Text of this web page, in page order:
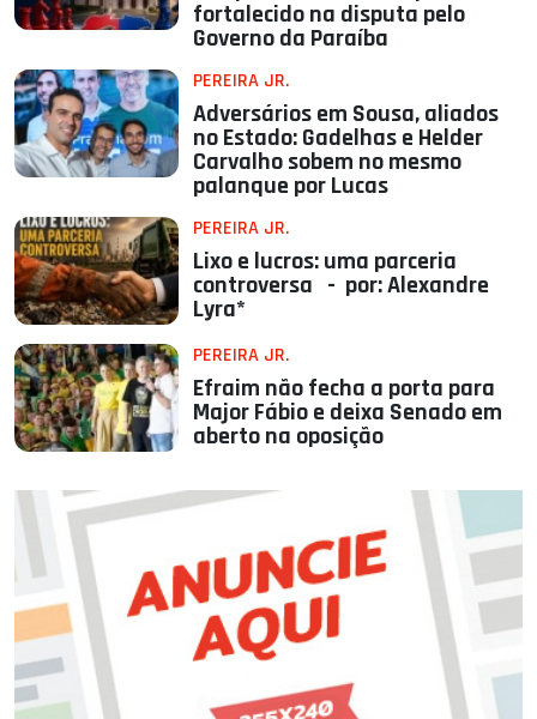
fortalecido na disputa pelo
Governo da Paraíba
PEREIRA JR.
Adversários em Sousa, aliados
no Estado: Gadelhas e Helder
Carvalho sobem no mesmo
palanque por Lucas
PEREIRA JR.
Lixo e lucros: uma parceria
controversa - por: Alexandre
Lyra*
PEREIRA JR.
Efraim não fecha a porta para
Major Fábio e deixa Senado em
aberto na oposição